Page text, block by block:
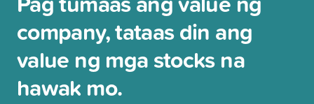
company, tataas din ang
value ng mga stocks na
hawak mo.